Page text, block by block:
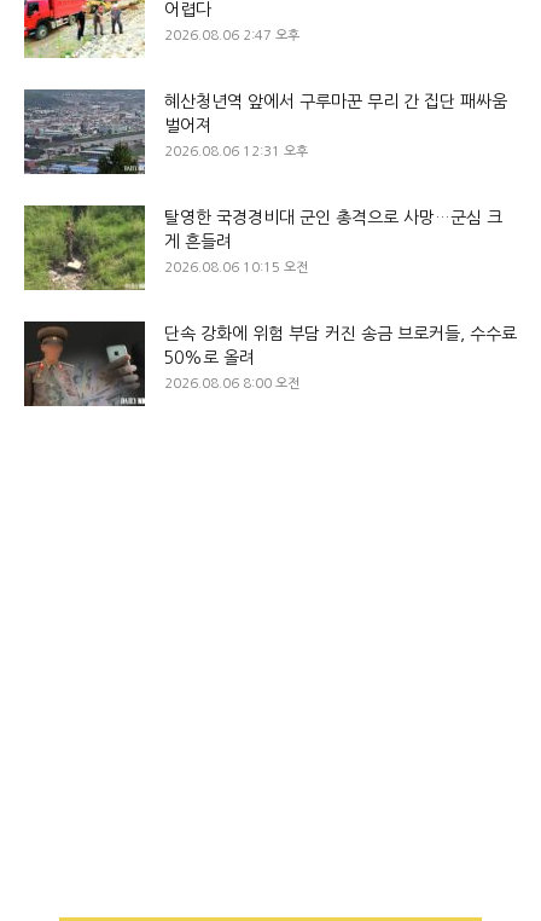
어렵다
2026.08.06 2:47 오후
혜산청년역 앞에서 구루마꾼 무리 간 집단 패싸움
벌어져
2026.08.06 12:31 오후
탈영한 국경경비대 군인 총격으로 사망…군심 크
게 흔들려
2026.08.06 10:15 오전
단속 강화에 위험 부담 커진 송금 브로커들, 수수료
50%로 올려
2026.08.06 8:00 오전